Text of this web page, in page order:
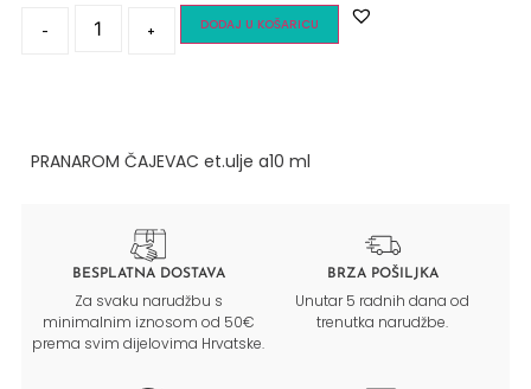
- + DODAJ U KOŠARICU
PRANAROM ČAJEVAC et.ulje a10 ml
BESPLATNA DOSTAVA
Za svaku narudžbu s
minimalnim iznosom od 50€
prema svim dijelovima Hrvatske.
BRZA POŠILJKA
Unutar 5 radnih dana od
trenutka narudžbe.